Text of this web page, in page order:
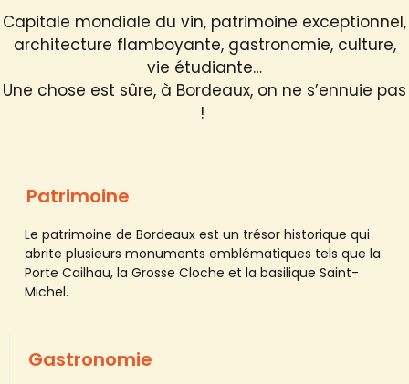
Capitale mondiale du vin, patrimoine exceptionnel,
architecture flamboyante, gastronomie, culture,
vie étudiante…
Une chose est sûre, à Bordeaux, on ne s’ennuie pas
!
Patrimoine
Le patrimoine de Bordeaux est un trésor historique qui
abrite plusieurs monuments emblématiques tels que la
Porte Cailhau, la Grosse Cloche et la basilique Saint-
Michel.
Gastronomie